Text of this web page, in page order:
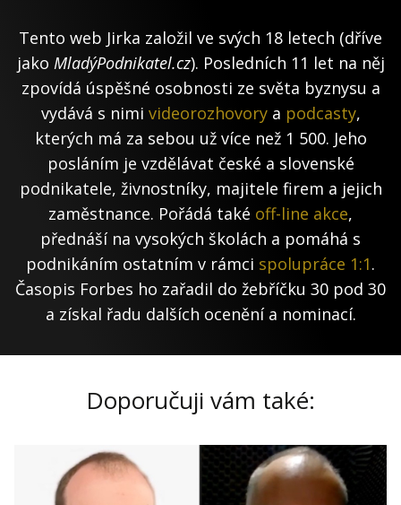
Tento web Jirka založil ve svých 18 letech (dříve
jako MladýPodnikatel.cz). Posledních 11 let na něj
zpovídá úspěšné osobnosti ze světa byznysu a
vydává s nimi videorozhovorya podcasty,
kterých má za sebou už více než 1 500. Jeho
posláním je vzdělávat české a slovenské
podnikatele, živnostníky, majitele firem a jejich
zaměstnance. Pořádá také off-line akce,
přednáší na vysokých školách a pomáhá s
podnikáním ostatním v rámci spolupráce 1:1.
Časopis Forbes ho zařadil do žebříčku 30 pod 30
a získal řadu dalších ocenění a nominací.
Doporučuji vám také: